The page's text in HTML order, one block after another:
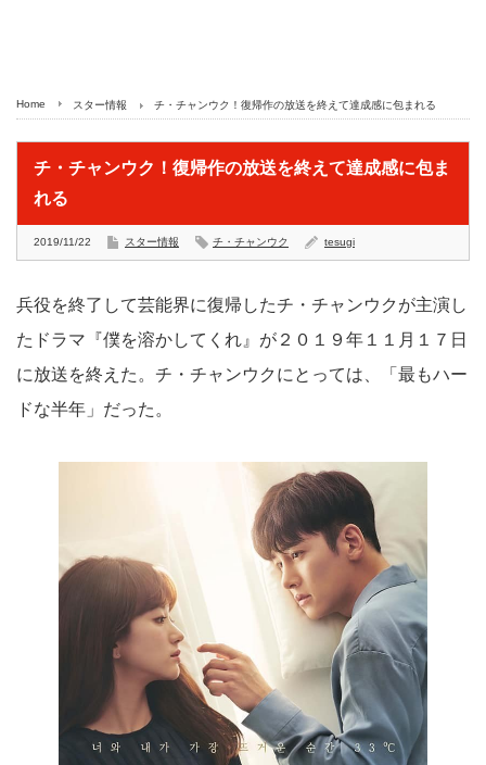
Home スター情報 チ・チャンウク！復帰作の放送を終えて達成感に包まれる
チ・チャンウク！復帰作の放送を終えて達成感に包ま
れる
2019/11/22 スター情報 チ・チャンウク tesugi
兵役を終了して芸能界に復帰したチ・チャンウクが主演し
たドラマ『僕を溶かしてくれ』が２０１９年１１月１７日
に放送を終えた。チ・チャンウクにとっては、「最もハー
ドな半年」だった。